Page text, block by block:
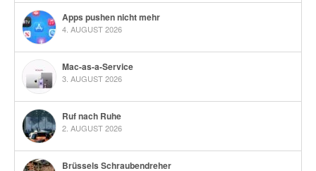
Apps pushen nicht mehr
4. AUGUST 2026
Mac-as-a-Service
3. AUGUST 2026
Ruf nach Ruhe
2. AUGUST 2026
Brüssels Schraubendreher